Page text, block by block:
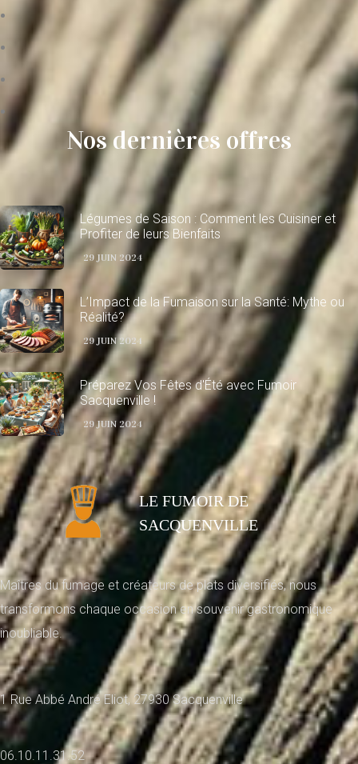
Nos dernières offres
Légumes de Saison : Comment les Cuisiner et
Profiter de leurs Bienfaits
29 JUIN 2024
L’Impact de la Fumaison sur la Santé: Mythe ou
Réalité?
29 JUIN 2024
Préparez Vos Fêtes d'Été avec Fumoir
Sacquenville !
29 JUIN 2024
LE FUMOIR DE
SACQUENVILLE
Maîtres du fumage et créateurs de plats diversifiés, nous
transformons chaque occasion en souvenir gastronomique
inoubliable.
1 Rue Abbé André Eliot, 27930 Sacquenville
06.10.11.31.52